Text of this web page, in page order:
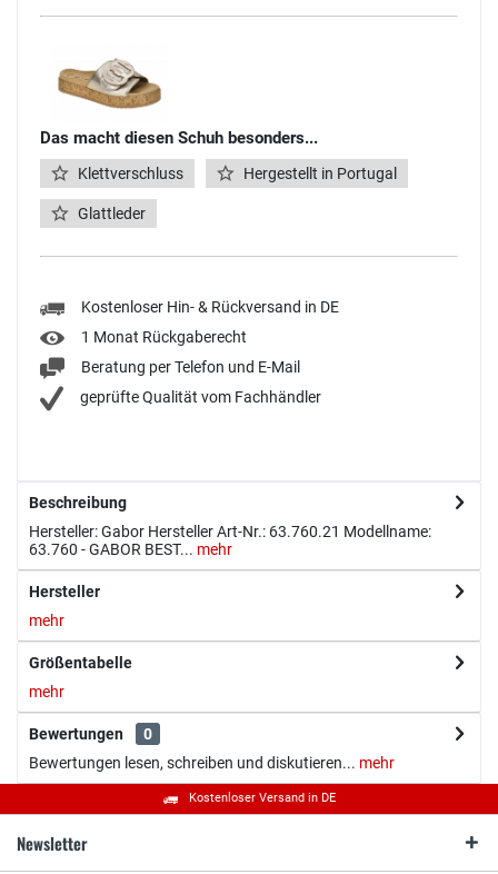
Das macht diesen Schuh besonders...
Klettverschluss Hergestellt in Portugal
Glattleder
Kostenloser Hin- & Rückversand in DE
1 Monat Rückgaberecht
Beratung per Telefon und E-Mail
geprüfte Qualität vom Fachhändler
Beschreibung
Hersteller: Gabor Hersteller Art-Nr.: 63.760.21 Modellname:
63.760 - GABOR BEST... mehr
Hersteller
mehr
Größentabelle
mehr
Bewertungen
0
Bewertungen lesen, schreiben und diskutieren... mehr
Kostenloser Versand in DE
Newsletter